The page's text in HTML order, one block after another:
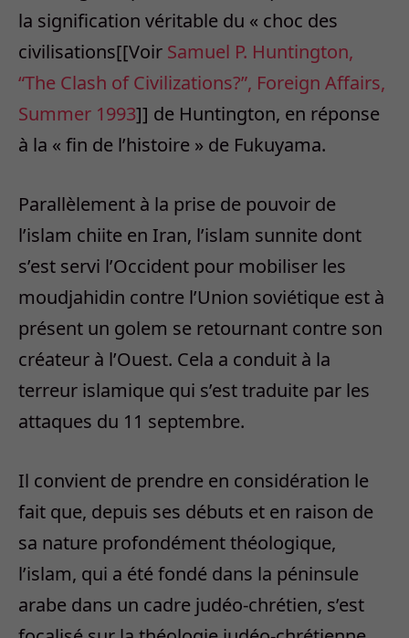
la signification véritable du « choc des
civilisations[[Voir Samuel P. Huntington,
“The Clash of Civilizations?”, Foreign Affairs,
Summer 1993]] de Huntington, en réponse
à la « fin de l’histoire » de Fukuyama.
Parallèlement à la prise de pouvoir de
l’islam chiite en Iran, l’islam sunnite dont
s’est servi l’Occident pour mobiliser les
moudjahidin contre l’Union soviétique est à
présent un golem se retournant contre son
créateur à l’Ouest. Cela a conduit à la
terreur islamique qui s’est traduite par les
attaques du 11 septembre.
Il convient de prendre en considération le
fait que, depuis ses débuts et en raison de
sa nature profondément théologique,
l’islam, qui a été fondé dans la péninsule
arabe dans un cadre judéo-chrétien, s’est